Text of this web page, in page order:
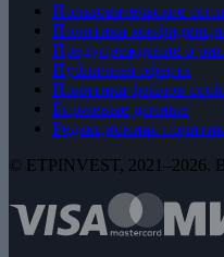
Пользовательское
Политика
Предупреждение о
Публичная оферта
Политика файлов
Биржевые данные
Редакционная
© ETPINVEST, 2021–2026.